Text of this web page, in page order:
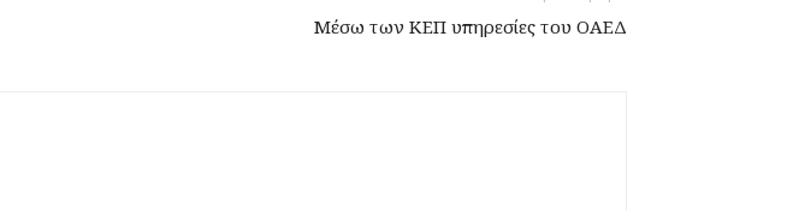
Μέσω των ΚΕΠ υπηρεσίες του ΟΑΕΔ